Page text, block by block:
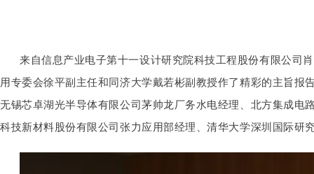
来自信息产业电子第十一设计研究院科技工程股份有限公司
用专委会徐平副主任和同济大学戴若彬副教授作了精彩的主旨
无锡芯卓湖光半导体有限公司茅帅龙厂务水电经理、北方集成
科技新材料股份有限公司张力应用部经理、清华大学深圳国际